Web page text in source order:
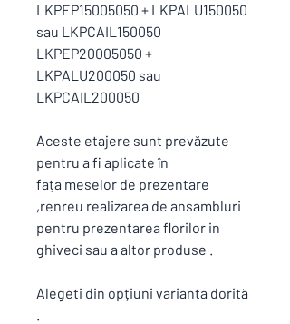
LKPEP15005050 + LKPALU150050
sau LKPCAIL150050
LKPEP20005050 +
LKPALU200050 sau
LKPCAIL200050
Aceste etajere sunt prevăzute
pentru a fi aplicate în
fața meselor de prezentare
,renreu realizarea de ansambluri
pentru prezentarea florilor in
ghiveci sau a altor produse .
Alegeti din opțiuni varianta dorită
.